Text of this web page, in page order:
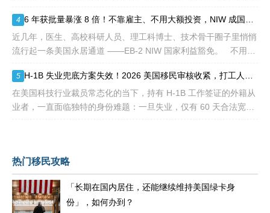
说，这
4
近几年，医生、高校科研人员、理工科博士、技术骨干圈子里悄悄
流行起一条美国永居通道 ——EB-2 NIW 国家利益豁免。 不用提
5
在美国科技行业裁员常态化的当下，持有 H-1B 工作签证的外籍从
业者，一直面临独特的身份难题：一旦失业，仅有 60 天合法宽限
热门移民攻略
「长期在国内居住，还能继续维持美国绿卡身
份」，如何办到？